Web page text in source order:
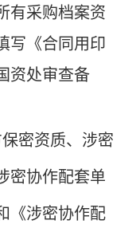
有采购档案资
写《合同用印
资处审查备
密资质、涉密
密协作配套单
《涉密协作配